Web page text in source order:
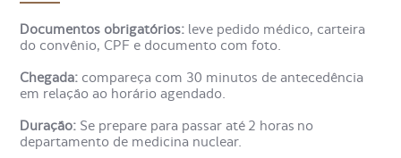
exemplo, a presença de inflamação ou infecção na medula
óssea.
Como é feita a cintilografia do
sistema reticuloendotelial?
Na cintilografia do sistema reticuloendotelial, o paciente
Documentos obrigatórios: leve pedido médico, carteira
do convênio, CPF e documento com foto.
Chegada: compareça com 30 minutos de antecedência
em relação ao horário agendado.
Duração: Se prepare para passar até 2 horas no
departamento de medicina nuclear.